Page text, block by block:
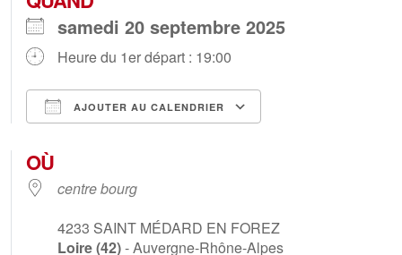
samedi 20 septembre 2025
Heure du 1er départ : 19:00
AJOUTER AU CALENDRIER
OÙ
centre bourg
4233 SAINT MÉDARD EN FOREZ
Loire (42)- Auvergne-Rhône-Alpes